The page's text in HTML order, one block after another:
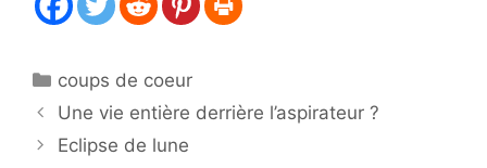
Catégories
coups de coeur
Une vie entière derrière l’aspirateur ?
Eclipse de lune